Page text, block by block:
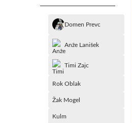
Domen Prevc
Anže Lanišek
Timi Zajc
Rok Oblak
Žak Mogel
Kulm